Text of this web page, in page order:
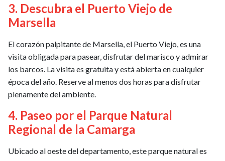
3. Descubra el Puerto Viejo de
Marsella
El corazón palpitante de Marsella, el Puerto Viejo, es una
visita obligada para pasear, disfrutar del marisco y admirar
los barcos. La visita es gratuita y está abierta en cualquier
época del año. Reserve al menos dos horas para disfrutar
plenamente del ambiente.
4. Paseo por el Parque Natural
Regional de la Camarga
Ubicado al oeste del departamento, este parque natural es